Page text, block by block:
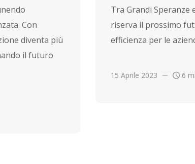
Con
diventa più
il futuro
Tra Grandi Speranze
riserva il prossimo
efficienza per le
15 Aprile 2023 6